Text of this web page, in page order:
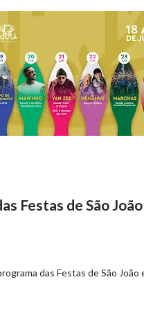
Festas de São
das Festas de São João